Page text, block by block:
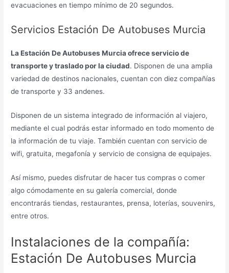
evacuaciones en tiempo mínimo de 20 segundos.
Servicios Estación De Autobuses Murcia
La Estación De Autobuses Murcia ofrece servicio de
transporte y traslado por la ciudad. Disponen de una amplia
variedad de destinos nacionales, cuentan con diez compañías
de transporte y 33 andenes.
Disponen de un sistema integrado de información al viajero,
mediante el cual podrás estar informado en todo momento de
la información de tu viaje. También cuentan con servicio de
wifi, gratuita, megafonía y servicio de consigna de equipajes.
Así mismo, puedes disfrutar de hacer tus compras o comer
algo cómodamente en su galería comercial, donde
encontrarás tiendas, restaurantes, prensa, loterías, souvenirs,
entre otros.
Instalaciones de la compañía:
Estación De Autobuses Murcia